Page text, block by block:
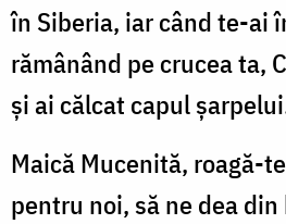
în Siberia, iar când te-ai
rămânând pe crucea ta,
și ai călcat capul
Maică Mucenită, roagă-
pentru noi, să ne dea